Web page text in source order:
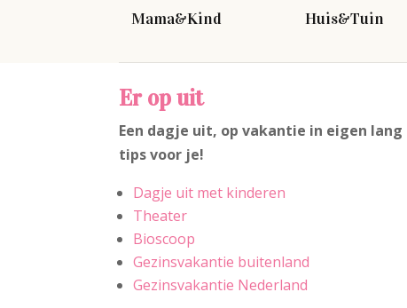
Mama&Kind Huis&Tuin
Er op uit
Een dagje uit, op vakantie in eigen
tips voor je!
Dagje uit met kinderen
Theater
Bioscoop
Gezinsvakantie buitenland
Gezinsvakantie Nederland